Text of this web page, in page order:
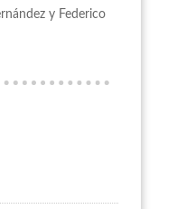
y Federico